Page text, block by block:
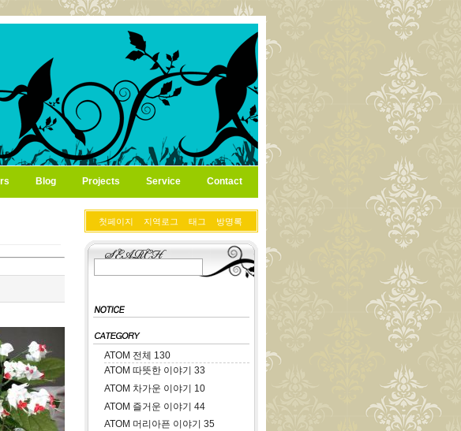
Blog Projects Service Contact
첫페이지 지역로그 태그 방명록
ATOM 전체 130
ATOM 따뜻한 이야기33
ATOM 차가운 이야기 10
ATOM 즐거운 이야기44
ATOM 머리아픈 이야기35